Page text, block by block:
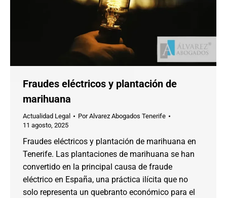
Fraudes eléctricos y plantación de
marihuana
Actualidad Legal PorAlvarez Abogados Tenerife
11 agosto, 2025
Fraudes eléctricos y plantación de marihuana en
Tenerife. Las plantaciones de marihuana se han
convertido en la principal causa de fraude
eléctrico en España, una práctica ilícita que no
solo representa un quebranto económico para el